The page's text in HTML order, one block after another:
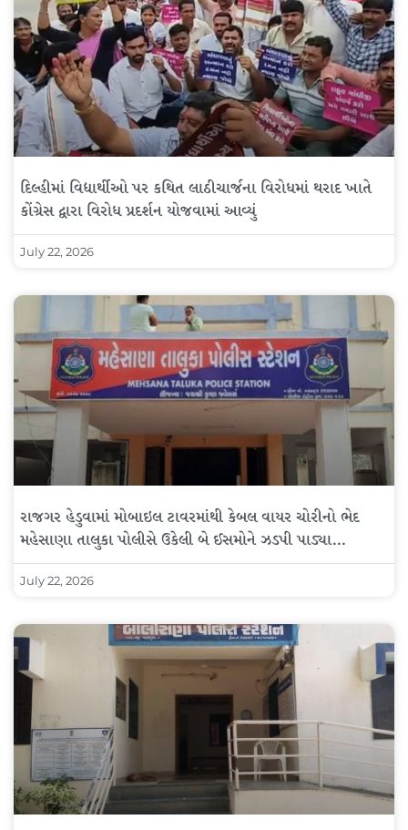
દિલ્હીમાં વિદ્યાર્થીઓ પર કથિત લાઠીચાર્જના વિરોધમાં થરાદ ખાતે
કોંગ્રેસ દ્વારા વિરોધ પ્રદર્શન યોજવામાં આવ્યું
July 22, 2026
રાજગર હેડુવામાં મોબાઇલ ટાવરમાંથી કેબલ વાયર ચોરીનો ભેદ
મહેસાણા તાલુકા પોલીસે ઉકેલી બે ઈસમોને ઝડપી પાડ્યા…
July 22, 2026